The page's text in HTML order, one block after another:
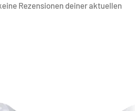
Rezensionen deiner aktuellen